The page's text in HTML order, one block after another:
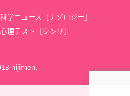
科学ニュース［ナゾロジー］
心理テスト［シンリ］
nijimen.